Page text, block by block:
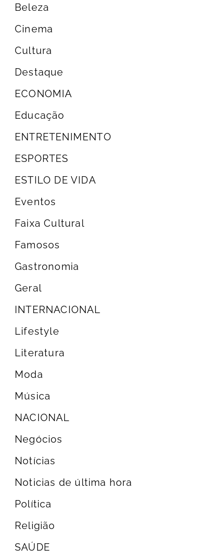
Beleza
Cinema
Cultura
Destaque
ECONOMIA
Educação
ENTRETENIMENTO
ESPORTES
ESTILO DE VIDA
Eventos
Faixa Cultural
Famosos
Gastronomia
Geral
INTERNACIONAL
Lifestyle
Literatura
Moda
Música
NACIONAL
Negócios
Notícias
Noticias de última hora
Política
Religião
SAÚDE